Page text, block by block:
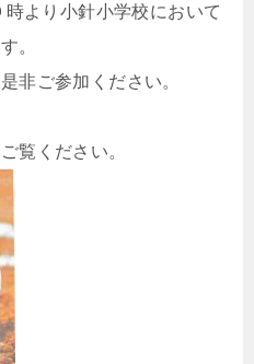
より小針小学校において
。
非ご参加ください。
覧ください。